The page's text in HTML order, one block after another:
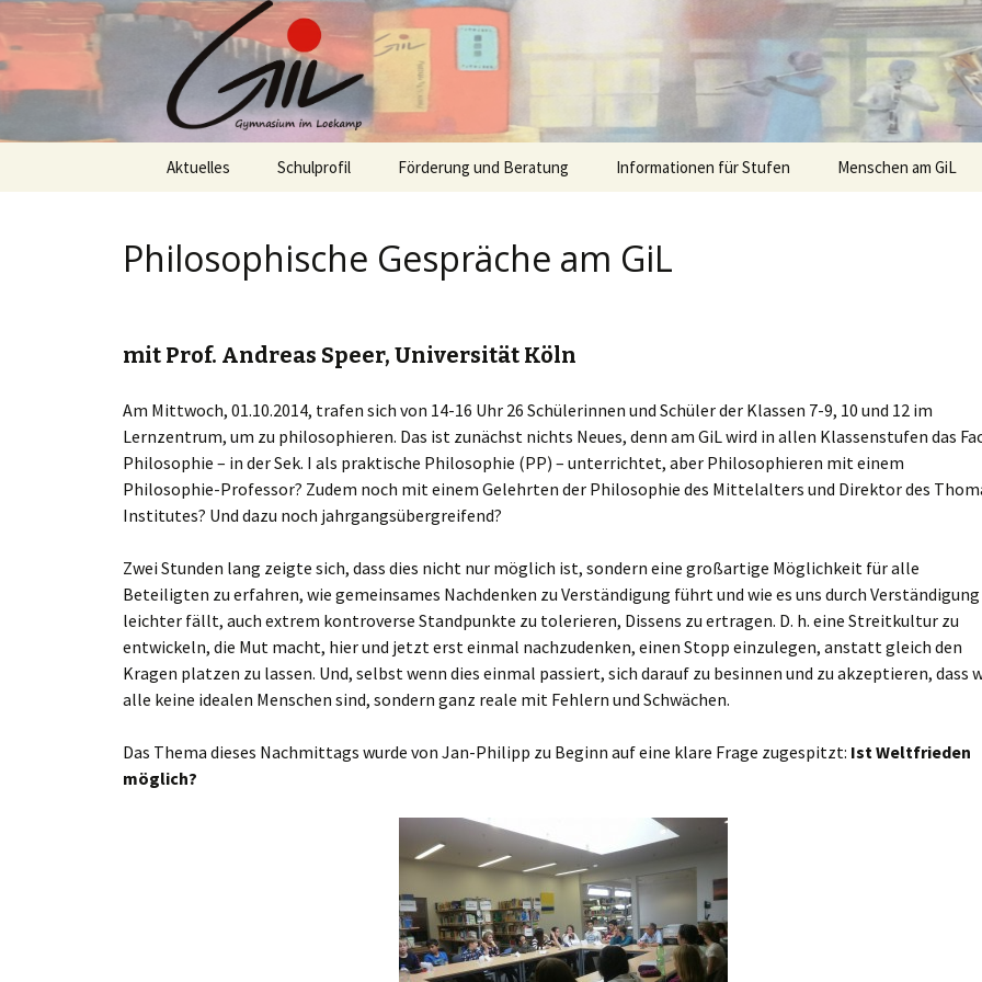
Aktuelles Schulprofil Förderung und Beratung Informationen für Stufen Menschen am GiL
Philosophische Gespräche am GiL
mit Prof. Andreas Speer, Universität Köln
Am Mittwoch, 01.10.2014, trafen sich von 14-16 Uhr 26 Schülerinnen und Schüler der Klassen 7-9, 10 und 12 im
Lernzentrum, um zu philosophieren. Das ist zunächst nichts Neues, denn am GiL wird in allen Klassenstufen das
Philosophie – in der Sek. I als praktische Philosophie (PP) – unterrichtet, aber Philosophieren mit einem
Philosophie-Professor? Zudem noch mit einem Gelehrten der Philosophie des Mittelalters und Direktor des
Institutes? Und dazu noch jahrgangsübergreifend?
Zwei Stunden lang zeigte sich, dass dies nicht nur möglich ist, sondern eine großartige Möglichkeit für alle
Beteiligten zu erfahren, wie gemeinsames Nachdenken zu Verständigung führt und wie es uns durch Verständigung
leichter fällt, auch extrem kontroverse Standpunkte zu tolerieren, Dissens zu ertragen. D. h. eine Streitkultur zu
entwickeln, die Mut macht, hier und jetzt erst einmal nachzudenken, einen Stopp einzulegen, anstatt gleich den
Kragen platzen zu lassen. Und, selbst wenn dies einmal passiert, sich darauf zu besinnen und zu akzeptieren, dass
alle keine idealen Menschen sind, sondern ganz reale mit Fehlern und Schwächen.
Das Thema dieses Nachmittags wurde von Jan-Philipp zu Beginn auf eine klare Frage zugespitzt: Ist Weltfrieden
möglich?